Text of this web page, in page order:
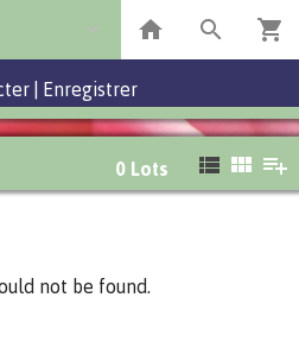
Enregistrer
0 Lots
not be found.